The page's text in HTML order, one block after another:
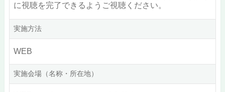
に視聴を完了できるようご視聴ください。
実施方法
WEB
実施会場（名称・所在地）